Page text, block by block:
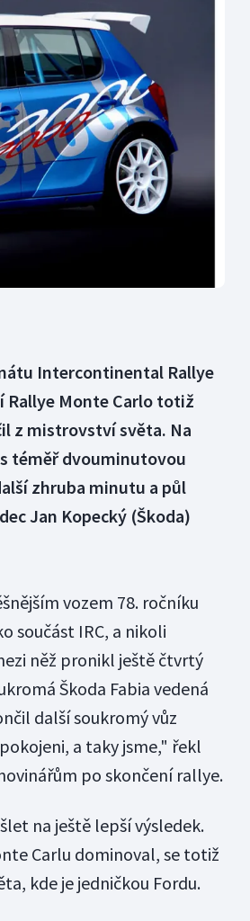
hry
Veslování
Vodní slalom
Volejbal
Ostatní
Intercontinental Rallye
Rallye Monte Carlo totiž
z mistrovství světa. Na
téměř dvouminutovou
zhruba minutu a půl
Jan Kopecký (Škoda)
vozem 78. ročníku
součást IRC, a nikoli
něž pronikl ještě čtvrtý
Škoda Fabia vedená
další soukromý vůz
a taky jsme," řekl
po skončení rallye.
na ještě lepší výsledek.
Carlu dominoval, se totiž
kde je jedničkou Fordu.